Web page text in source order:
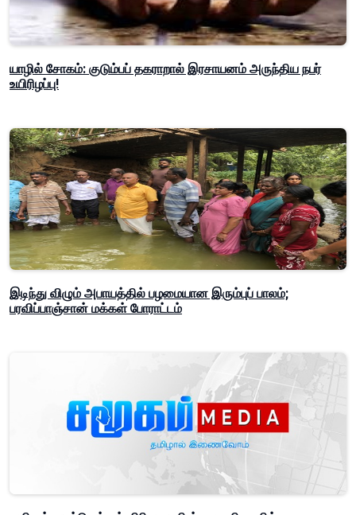
யாழில் சோகம்: குடும்பப் தகராறால் இரசாயனம் அருந்திய நபர்
உயிரிழப்பு!
இடிந்து விழும் அபாயத்தில் பழமையான இரும்புப் பாலம்;
பரவிப்பாஞ்சான் மக்கள் போராட்டம்